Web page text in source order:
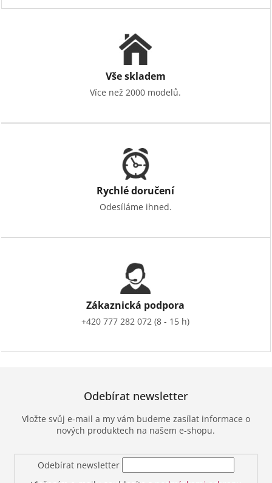
Vše skladem
Více než 2000 modelů.
Rychlé doručení
Odesíláme ihned.
Zákaznická podpora
+420 777 282 072 (8 - 15 h)
Odebírat newsletter
Vložte svůj e-mail a my vám budeme zasílat informace o
nových produktech na našem e-shopu.
Odebírat newsletter